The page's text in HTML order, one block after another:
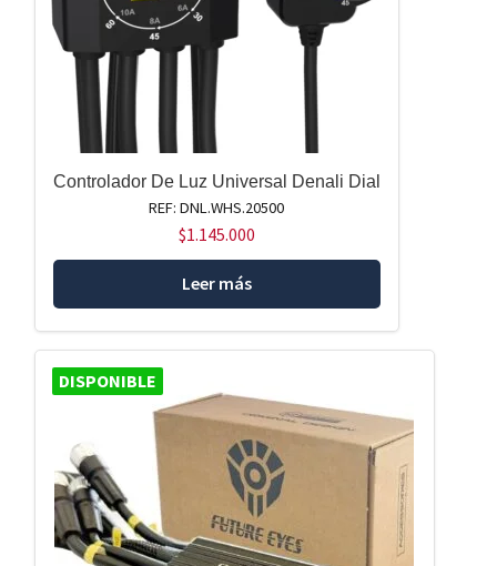
Controlador De Luz Universal Denali Dial
REF: DNL.WHS.20500
$1.145.000
Leer más
DISPONIBLE